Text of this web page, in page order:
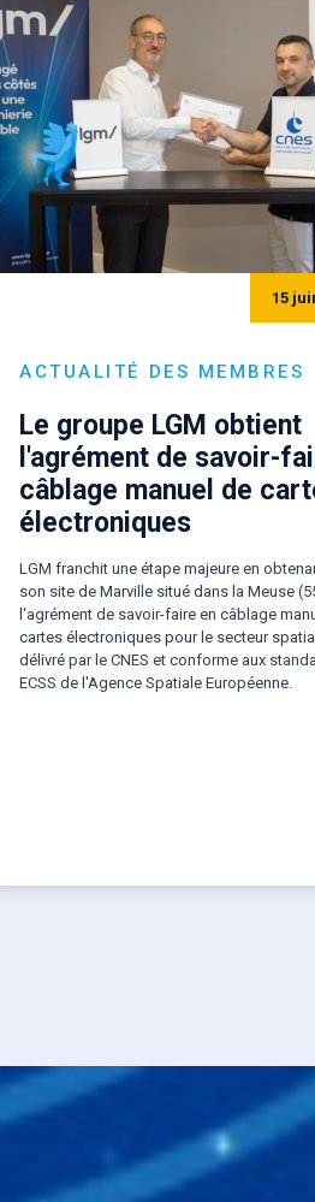
15
ACTUALITÉ DES MEMBRES
Le groupe LGM obtient
l'agrément de savoir-
câblage manuel de
électroniques
LGM franchit une étape majeure en
son site de Marville situé dans la Meuse
l'agrément de savoir-faire en câblage
cartes électroniques pour le secteur
délivré par le CNES et conforme aux
ECSS de l'Agence Spatiale Européenne.